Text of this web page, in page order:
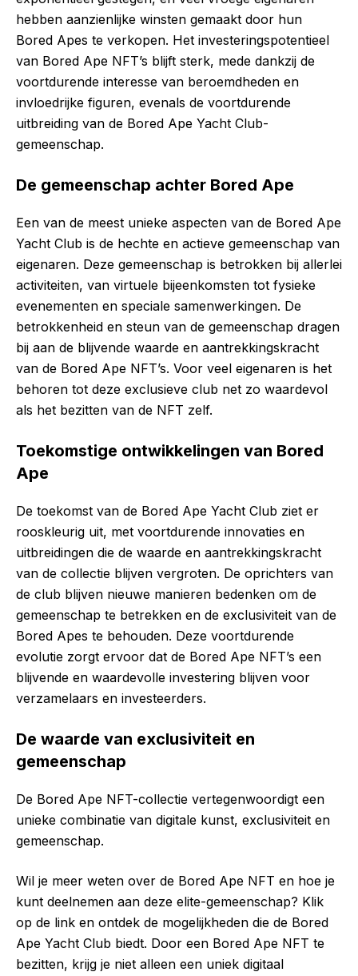
hebben aanzienlijke winsten gemaakt door hun
Bored Apes te verkopen. Het investeringspotentieel
van Bored Ape NFT’s blijft sterk, mede dankzij de
voortdurende interesse van beroemdheden en
invloedrijke figuren, evenals de voortdurende
uitbreiding van de Bored Ape Yacht Club-
gemeenschap.
De gemeenschap achter Bored Ape
Een van de meest unieke aspecten van de Bored Ape
Yacht Club is de hechte en actieve gemeenschap van
eigenaren. Deze gemeenschap is betrokken bij allerlei
activiteiten, van virtuele bijeenkomsten tot fysieke
evenementen en speciale samenwerkingen. De
betrokkenheid en steun van de gemeenschap dragen
bij aan de blijvende waarde en aantrekkingskracht
van de Bored Ape NFT’s. Voor veel eigenaren is het
behoren tot deze exclusieve club net zo waardevol
als het bezitten van de NFT zelf.
Toekomstige ontwikkelingen van Bored
Ape
De toekomst van de Bored Ape Yacht Club ziet er
rooskleurig uit, met voortdurende innovaties en
uitbreidingen die de waarde en aantrekkingskracht
van de collectie blijven vergroten. De oprichters van
de club blijven nieuwe manieren bedenken om de
gemeenschap te betrekken en de exclusiviteit van de
Bored Apes te behouden. Deze voortdurende
evolutie zorgt ervoor dat de Bored Ape NFT’s een
blijvende en waardevolle investering blijven voor
verzamelaars en investeerders.
De waarde van exclusiviteit en
gemeenschap
De Bored Ape NFT-collectie vertegenwoordigt een
unieke combinatie van digitale kunst, exclusiviteit en
gemeenschap.
Wil je meer weten over de Bored Ape NFT en hoe je
kunt deelnemen aan deze elite-gemeenschap? Klik
op de link en ontdek de mogelijkheden die de Bored
Ape Yacht Club biedt. Door een Bored Ape NFT te
bezitten, krijg je niet alleen een uniek digitaal